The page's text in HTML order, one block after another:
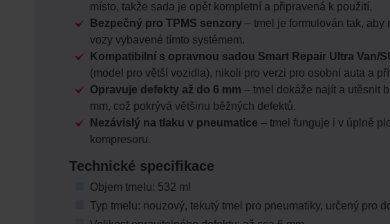
místo, takže sada je opět kompletní a připravená k použití.
Bezpečný pro TPMS senzory – tmel je formulován tak,
vozy vybavené tímto systémem.
Kompatibilní s opravnou sadou Smart Repair Ultra Van/
(model pro větší vozidla), nikoli pro verzi pro osobní auta a
Opravuje defekty až do 6 mm – tmel dokáže najít a utěsnit
mm, což pokrývá většinu běžných defektů.
Nezávislý na tlaku v pneumatice – tmel funguje i v úplně
kompresoru.
Technické specifikace
Objem tmelu: 532 ml
Typ tmelu: nouzový, tekutý tmel pro pneumatiky, určený pro